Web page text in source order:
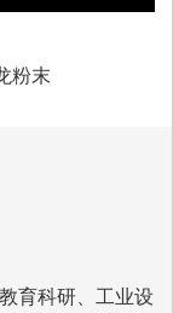
粉末
育科研、工业设